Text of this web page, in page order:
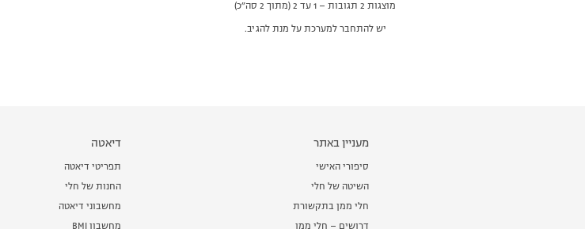
מוצגות 2 תגובות – 1 עד 2 (מתוך 2 סה״כ)
יש להתחבר למערכת על מנת להגיב.
מעניין באתר
סיפורי האישי
השיטה של חלי
חלי ממן בתקשורת
דיאטה
תפריטי דיאטה
החנות של חלי
מחשבוני דיאטה